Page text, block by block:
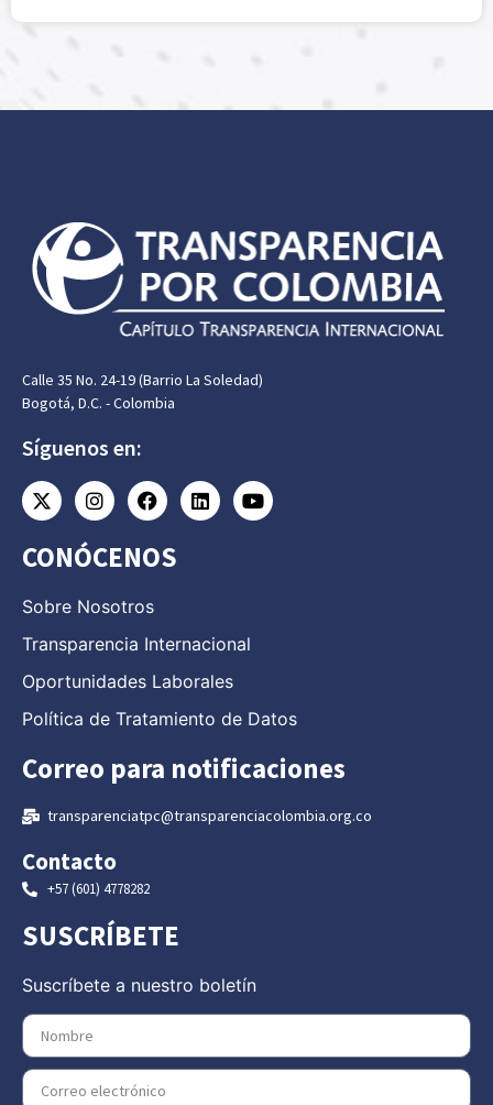
Calle 35 No. 24-19 (Barrio La Soledad)
Bogotá, D.C. - Colombia
Síguenos en:
CONÓCENOS
Sobre Nosotros
Transparencia Internacional
Oportunidades Laborales
Política de Tratamiento de Datos
Correo para notificaciones
transparenciatpc@transparenciacolombia.org.co
Contacto
+57 (601) 4778282
SUSCRÍBETE
Suscríbete a nuestro boletín